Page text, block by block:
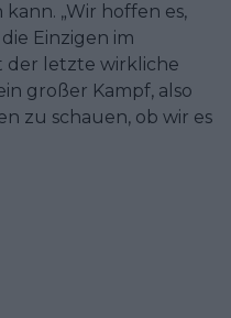
„Wir hoffen es,
Einzigen im
der letzte wirkliche
großer Kampf, also
zu schauen, ob wir es